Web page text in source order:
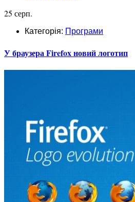
25 серп.
Категорія: Програми
У браузера Firefox новий логотип